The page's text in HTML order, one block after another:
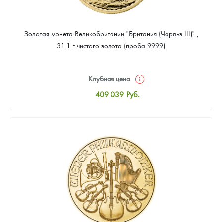
Золотая монета Великобритании "Британия (Чарльз III)" ,
31.1 г чистого золота (проба 9999)
Клубная цена
409 039 Руб.
Цена выкупа
388 587 Руб.